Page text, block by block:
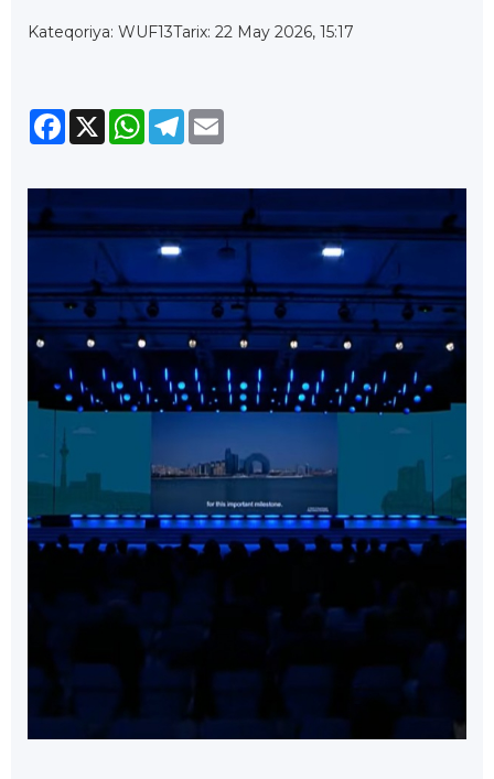
Kateqoriya: WUF13Tarix: 22 May 2026, 15:17
Facebook
X WhatsApp
Telegram